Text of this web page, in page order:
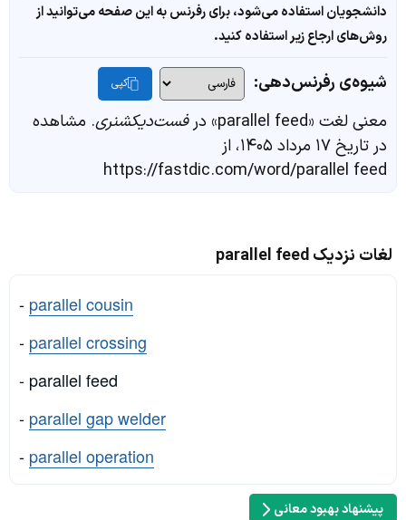
دانشجویان استفاده می‌شود، برای رفرنس به این صفحه می‌توانید از
روش‌های ارجاع زیر استفاده کنید.
شیوه‌ی رفرنس‌دهی: کپی
معنی لغت «parallel feed» در فست‌دیکشنری. مشاهده
در تاریخ ۱۷ مرداد ۱۴۰۵، از
https://fastdic.com/word/parallel feed
لغات نزدیک parallel feed
- parallel cousin
- parallel crossing
- parallel feed
- parallel gap welder
- parallel operation
پیشنهاد بهبود معانی